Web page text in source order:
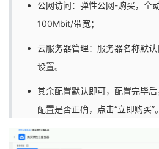
公网访问：弹性公网-购买，全
100Mbit/带宽；
云服务器管理：服务器名称默
设置。
其余配置默认即可，配置完毕
配置是否正确，点击“立即购买”。